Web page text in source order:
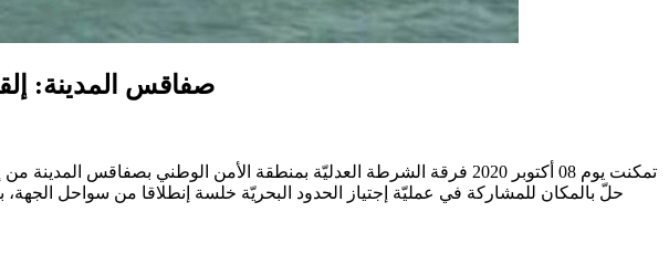
صفاقس المدينة:
حلّ بالمكان للمشاركة في عمليّة إجتياز الحدود البحريّة خلسة إنطلاقا من سواحل